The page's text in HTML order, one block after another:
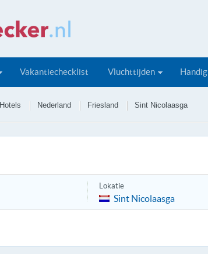
Vakantiechecklist Vluchttijden Handig
Hotels Nederland Friesland Sint Nicolaasga
Lokatie
Sint Nicolaasga